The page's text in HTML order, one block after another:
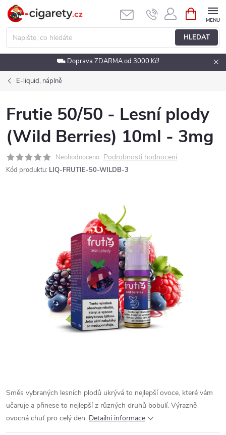
Přejít
obsah
HLEDAT
NÁKUPNÍ
KOŠÍK
⛟ Doprava ZDARMA od 3000 Kč!
E-liquid, náplně
Frutie 50/50 - Lesní plody
(Wild Berries) 10ml - 3mg
Neohodnoceno Podrobnosti hodnocení
Kód produktu: LIQ-FRUTIE-50-WILDB-3
Směs vybraných lesních plodů ukrývá to nejlepší ovoce, které vám
učaruje a přinese to nejlepší z různých druhů bobulí. Výrazně
ovocná chuť pro celý den. Detailní informace